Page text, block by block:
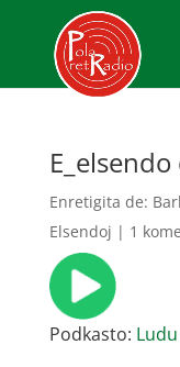
Enretigita de:
Elsendoj | 1
Podkasto: